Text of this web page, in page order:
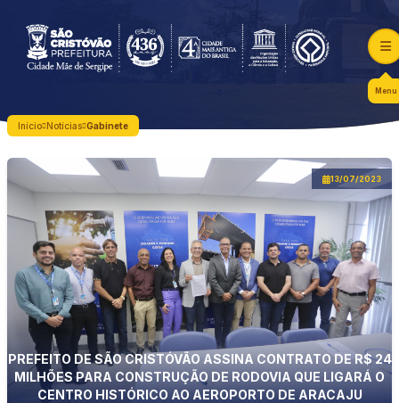
Menu
Início Notícias Gabinete
13/07/2023
PREFEITO DE SÃO CRISTÓVÃO ASSINA CONTRATO DE R$ 24
MILHÕES PARA CONSTRUÇÃO DE RODOVIA QUE LIGARÁ O
CENTRO HISTÓRICO AO AEROPORTO DE ARACAJU